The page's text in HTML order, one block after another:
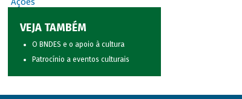
VEJA TAMBÉM
O BNDES e o apoio à cultura
Patrocínio a eventos culturais